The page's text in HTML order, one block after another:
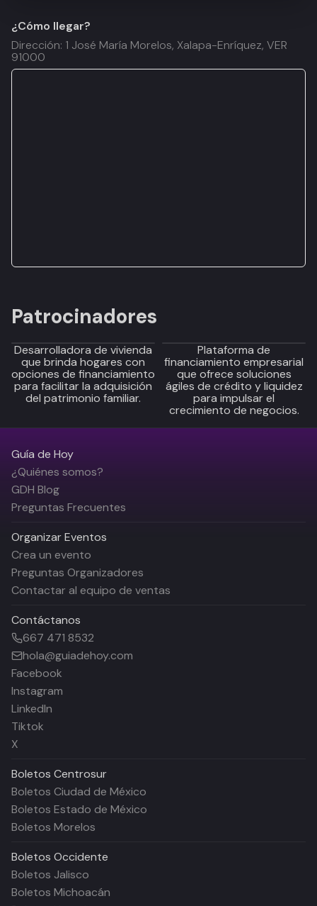
¿Cómo llegar?
Dirección: 1 José María Morelos, Xalapa-Enríquez, VER
91000
Patrocinadores
Desarrolladora de vivienda
que brinda hogares con
opciones de financiamiento
para facilitar la adquisición
del patrimonio familiar.
Plataforma de
financiamiento empresarial
que ofrece soluciones
ágiles de crédito y liquidez
para impulsar el
crecimiento de negocios.
Guía de Hoy
¿Quiénes somos?
GDH Blog
Preguntas Frecuentes
Organizar Eventos
Crea un evento
Preguntas Organizadores
Contactar al equipo de ventas
Contáctanos
667 471 8532
hola@guiadehoy.com
Facebook
Instagram
LinkedIn
Tiktok
X
Boletos Centrosur
Boletos Ciudad de México
Boletos Estado de México
Boletos Morelos
Boletos Occidente
Boletos Jalisco
Boletos Michoacán